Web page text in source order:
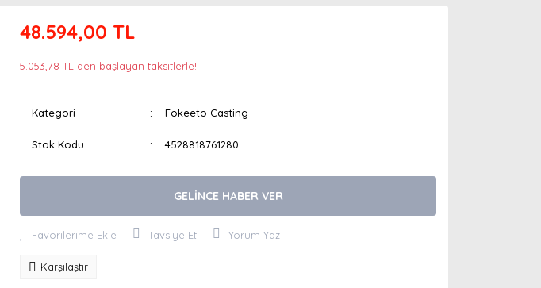
48.594,00 TL
5.053,78 TL den başlayan taksitlerle!!
Kategori Fokeeto Casting
Stok Kodu 4528818761280
GELİNCE HABER VER
Tavsiye Et Yorum Yaz
Karşılaştır